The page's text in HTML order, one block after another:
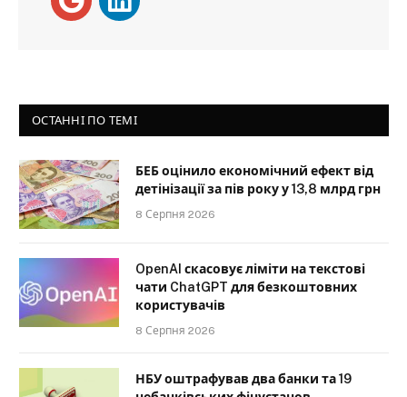
ОСТАННІ ПО ТЕМІ
БЕБ оцінило економічний ефект від
детінізації за пів року у 13,8 млрд грн
8 Серпня 2026
OpenAI скасовує ліміти на текстові
чати ChatGPT для безкоштовних
користувачів
8 Серпня 2026
НБУ оштрафував два банки та 19